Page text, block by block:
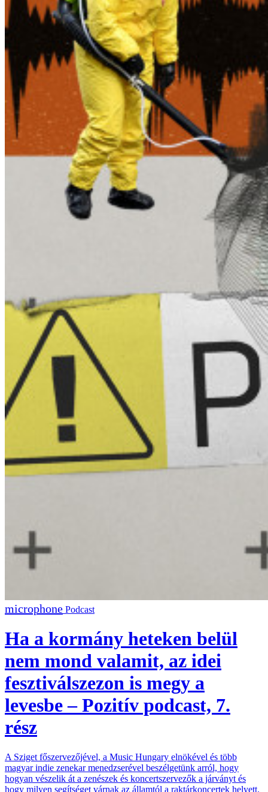
Podcast
Ha a kormány heteken belül
nem mond valamit, az idei
fesztiválszezon is megy a
levesbe – Pozitív podcast, 7.
rész
A Sziget főszervezőjével, a Music Hungary elnökével és több
magyar indie zenekar menedzserével beszélgetünk arról, hogy
hogyan vészelik át a zenészek és koncertszervezők a járványt és
hogy milyen segítséget várnak az államtól a raktárkoncertek helyett.